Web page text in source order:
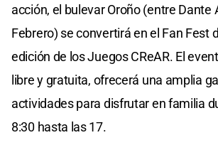
acción, el bulevar Oroño (entre Dante
Febrero) se convertirá en el Fan Fest
edición de los Juegos CReAR. El
libre y gratuita, ofrecerá una amplia
actividades para disfrutar en familia
8:30 hasta las 17.